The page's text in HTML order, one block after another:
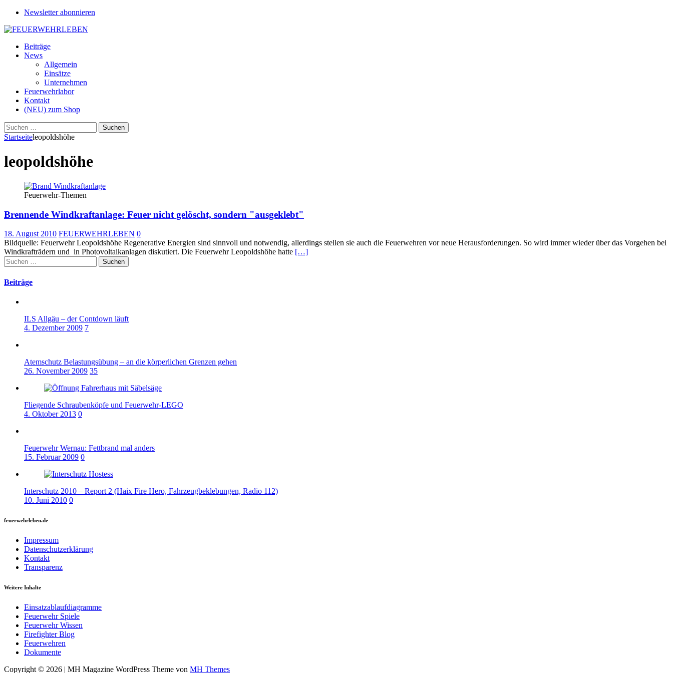
Newsletter abonnieren
Beiträge
News
Allgemein
Einsätze
Unternehmen
Feuerwehrlabor
Kontakt
(NEU) zum Shop
Suchen
nach:
Startseiteleopoldshöhe
leopoldshöhe
Feuerwehr-Themen
Brennende Windkraftanlage: Feuer nicht gelöscht, sondern "ausgeklebt"
18. August 2010 FEUERWEHRLEBEN 0
Bildquelle: Feuerwehr Leopoldshöhe Regenerative Energien sind sinnvoll und notwendig, allerdings stellen sie auch die Feuerwehren vor neue Herausforderungen. So wird immer wieder über das Vorgehen bei
Windkrafträdern und in Photovoltaikanlagen diskutiert. Die Feuerwehr Leopoldshöhe hatte […]
Suchen
nach:
Beiträge
ILS Allgäu – der Contdown läuft
4. Dezember 2009 7
Atemschutz Belastungsübung – an die körperlichen Grenzen gehen
26. November 2009 35
Fliegende Schraubenköpfe und Feuerwehr-LEGO
4. Oktober 2013 0
Feuerwehr Wernau: Fettbrand mal anders
15. Februar 2009 0
Interschutz 2010 – Report 2 (Haix Fire Hero, Fahrzeugbeklebungen, Radio 112)
10. Juni 2010 0
feuerwehrleben.de
Impressum
Datenschutzerklärung
Kontakt
Transparenz
Weitere Inhalte
Einsatzablaufdiagramme
Feuerwehr Spiele
Feuerwehr Wissen
Firefighter Blog
Feuerwehren
Dokumente
Copyright © 2026 | MH Magazine WordPress Theme von MH Themes